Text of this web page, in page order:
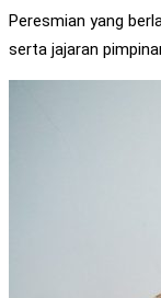
Peresmian yang
serta jajaran